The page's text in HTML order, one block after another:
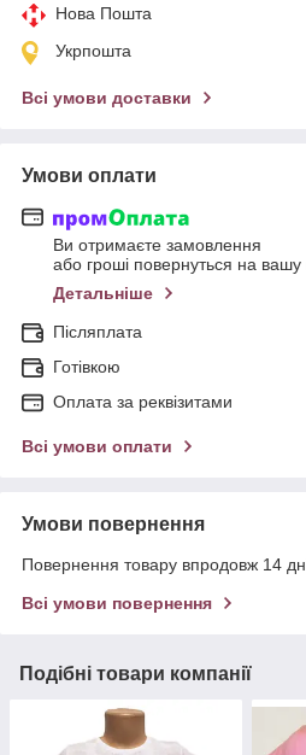
Нова Пошта
Укрпошта
Всі умови доставки
Умови оплати
Ви отримаєте замовлення
або гроші повернуться на вашу
Детальніше
Післяплата
Готівкою
Оплата за реквізитами
Всі умови оплати
Умови повернення
Повернення товару впродовж 14
Всі умови повернення
Подібні товари компанії